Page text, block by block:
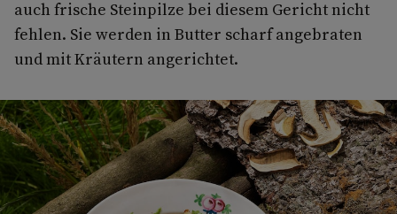
auch frische Steinpilze bei diesem Gericht nicht
fehlen. Sie werden in Butter scharf angebraten
und mit Kräutern angerichtet.